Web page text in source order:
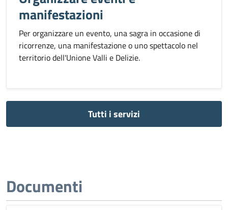
manifestazioni
Per organizzare un evento, una sagra in occasione di
ricorrenze, una manifestazione o uno spettacolo nel
territorio dell'Unione Valli e Delizie.
Tutti i servizi
Documenti